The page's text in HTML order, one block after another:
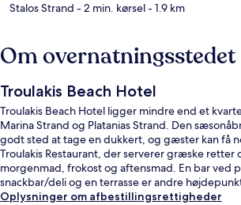
Stalos Strand - 2 min. kørsel- 1.9 km
Om overnatningsstedet
Troulakis Beach Hotel
Troulakis Beach Hotel ligger mindre end et
Marina Strand og Platanias Strand. Den
godt sted at tage en dukkert, og gæster kan få
Troulakis Restaurant, der serverer græske retter
morgenmad, frokost og aftensmad. En bar ved
snackbar/deli og en terrasse er andre
Oplysninger om afbestillingsrettigheder